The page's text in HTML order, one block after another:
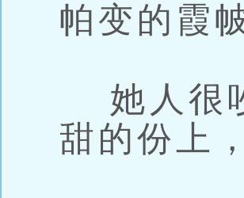
帕变的霞
她人很
甜的份上